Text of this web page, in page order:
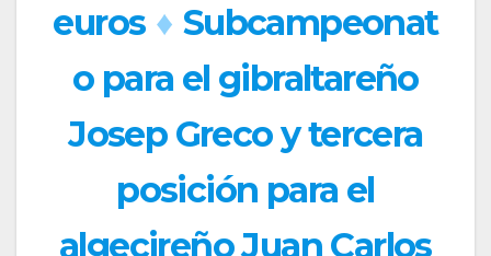
euros ♦ Subcampeonat
o para el gibraltareño
Josep Greco y tercera
posición para el
algecireño Juan Carlos